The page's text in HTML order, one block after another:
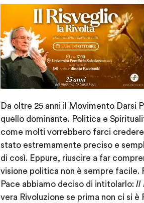
Da oltre 25 anni il Movimento Darsi
quello dominante. Politica e
come molti vorrebbero farci
stato estremamente preciso e
di così. Eppure, riuscire a far
visione politica non è sempre facile.
Pace abbiamo deciso di intitolarlo: Il
vera Rivoluzione se prima non ci si